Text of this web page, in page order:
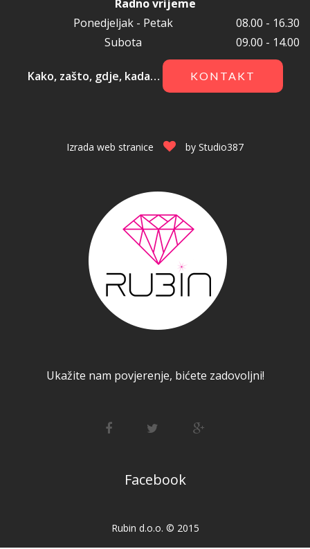
Radno vrijeme
Ponedjeljak - Petak
08.00 - 16.30
Subota
09.00 - 14.00
Kako, zašto, gdje, kada… KONTAKT
Izrada web stranice by Studio387
Ukažite nam povjerenje, bićete zadovoljni!
Facebook
Rubin d.o.o. © 2015